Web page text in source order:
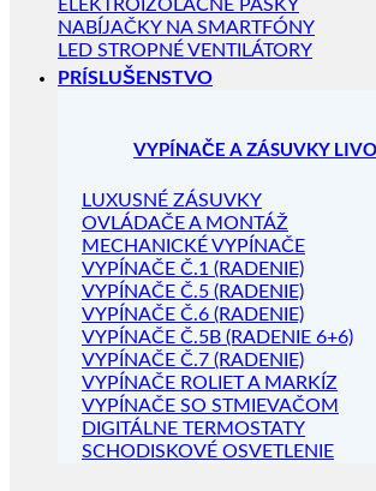
ELEKTROIZOLAČNÉ PÁSKY
NABÍJAČKY NA SMARTFÓNY
LED STROPNÉ VENTILÁTORY
PRÍSLUŠENSTVO
VYPÍNAČE A ZÁSUVKY
LUXUSNÉ ZÁSUVKY
OVLÁDAČE A MONTÁŽ
MECHANICKÉ VYPÍNAČE
VYPÍNAČE Č.1 (RADENIE)
VYPÍNAČE Č.5 (RADENIE)
VYPÍNAČE Č.6 (RADENIE)
VYPÍNAČE Č.5B (RADENIE 6+6)
VYPÍNAČE Č.7 (RADENIE)
VYPÍNAČE ROLIET A MARKÍZ
VYPÍNAČE SO STMIEVAČOM
DIGITÁLNE TERMOSTATY
SCHODISKOVÉ OSVETLENIE